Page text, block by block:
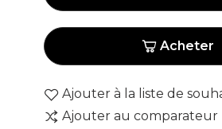
Acheter
Ajouter à la liste de
Ajouter au comparateur